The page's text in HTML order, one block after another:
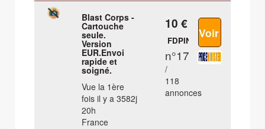
Blast Corps -
Cartouche
seule.
Version
EUR.Envoi
rapide et
soigné.
Vue la 1ère
fois il y a 3582j
20h
France
10 €
FDPIN
n°17
/
118
annonces